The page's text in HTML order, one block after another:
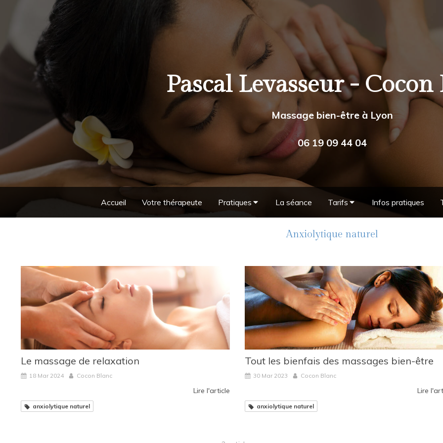
Accueil Votre thérapeute Pratiques La séance Tarifs Infos pratiques
Pascal Levasseur - Cocon
Massage bien-être à Lyon
06 19 09 44 04
Anxiolytique naturel
Le massage de relaxation
18 Mar 2024 Cocon Blanc
Lire l'article
anxiolytique naturel
Tout les bienfais des massages bien-être
30 Mar 2023 Cocon Blanc
Lire
anxiolytique naturel